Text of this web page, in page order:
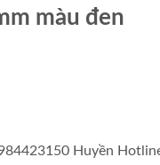
màu đen
Huyền